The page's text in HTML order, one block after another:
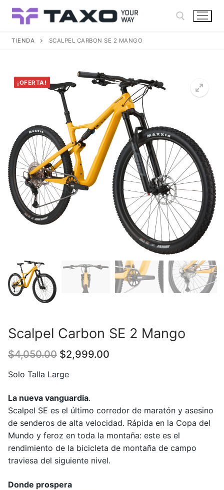
TIENDA SCALPEL CARBON SE 2 MANGO
¡OFERTA!
Scalpel Carbon SE 2 Mango
$4,050.00 Original
price
was:
$2,999.00
Solo Talla Large
La nueva vanguardia.
Scalpel SE es el último corredor de maratón y asesino
de senderos de alta velocidad. Rápida en la Copa del
Mundo y feroz en toda la montaña: este es el
rendimiento de la bicicleta de montaña de campo
traviesa del siguiente nivel.
Donde prospera